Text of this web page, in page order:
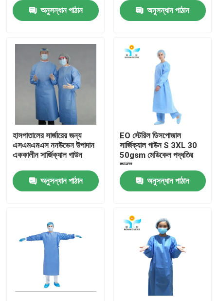
বাড়ি
আমাদের সম্পর্কে
কারখানা ভ্রমণ
মান নিয়ন্ত্রণ
যোগাযোগ করুন
নিষ্পত্তিযোগ্য প্রতিরক্ষামূলক পরিধান
নিষ্পত্তিযোগ্য সুরক্ষা স্যুট
অনুসন্ধান পাঠান
অনুসন্ধান পাঠান
হাসপাতালের সার্জারের জন্য
এসএমএমএস ননউভেন উপাদান
এককালীন সার্জিক্যাল গাউন
অনুসন্ধান পাঠান
EO স্টেরিল ডিসপোজাল
সার্জিক্যাল গাউন S 3XL 30
50gsm মেডিকেল পদ্ধতির
জন্য
অনুসন্ধান পাঠান